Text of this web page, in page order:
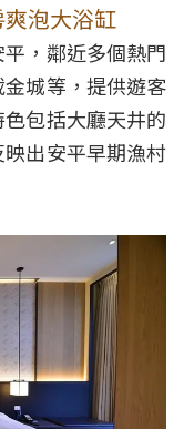
泡大浴缸
，鄰近多個熱門
城等，提供遊客
包括大廳天井的
出安平早期漁村